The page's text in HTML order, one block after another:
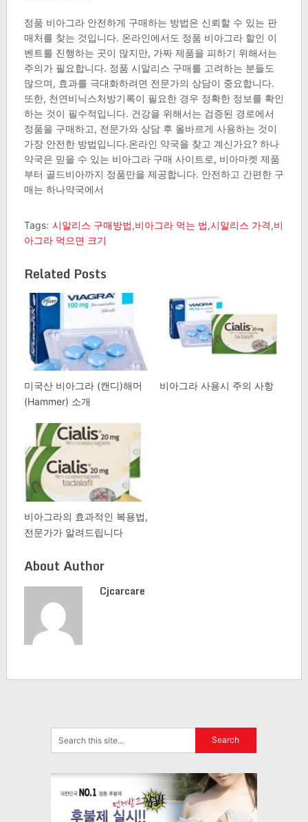
정품 비아그라 안전하게 구매하는 방법은 신뢰할 수 있는 판
매처를 찾는 것입니다. 온라인에서도 정품 비아그라 할인 이
벤트를 진행하는 곳이 많지만, 가짜 제품을 피하기 위해서는
주의가 필요합니다. 정품 시알리스 구매를 고려하는 분들도
많으며, 효과를 극대화하려면 전문가의 상담이 중요합니다.
또한, 천연비닉스처방기록이 필요한 경우 정확한 정보를 확인
하는 것이 필수적입니다. 건강을 위해서는 검증된 경로에서
정품을 구매하고, 전문가와 상담 후 올바르게 사용하는 것이
가장 안전한 방법입니다.온라인 약국을 찾고 계신가요? 하나
약국은 믿을 수 있는 비아그라 구매 사이트로, 비아마켓 제품
부터 골드비아까지 정품만을 제공합니다. 안전하고 간편한 구
매는 하나약국에서
Tags: 시알리스 구매방법,비아그라 먹는 법,시알리스 가격,비
아그라 먹으면 크기
Related Posts
미국산 비아그라 (캔디)해머
(Hammer) 소개
비아그라 사용시 주의 사항
비아그라의 효과적인 복용법,
전문가가 알려드립니다
About Author
Cjcarcare